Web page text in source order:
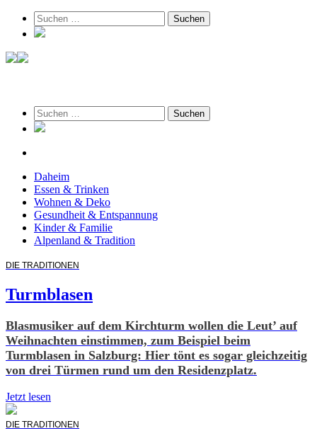
Suchen
nach:
Suchen
nach:
Daheim
Essen & Trinken
Wohnen & Deko
Gesundheit & Entspannung
Kinder & Familie
Alpenland & Tradition
DIE TRADITIONEN
Turmblasen
Blasmusiker auf dem Kirchturm wollen die Leut’ auf
Weihnachten einstimmen, zum Beispiel beim
Turmblasen in Salzburg: Hier tönt es sogar gleichzeitig
von drei Türmen rund um den Residenzplatz.
Jetzt lesen
DIE TRADITIONEN